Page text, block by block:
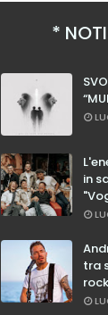
in
tra